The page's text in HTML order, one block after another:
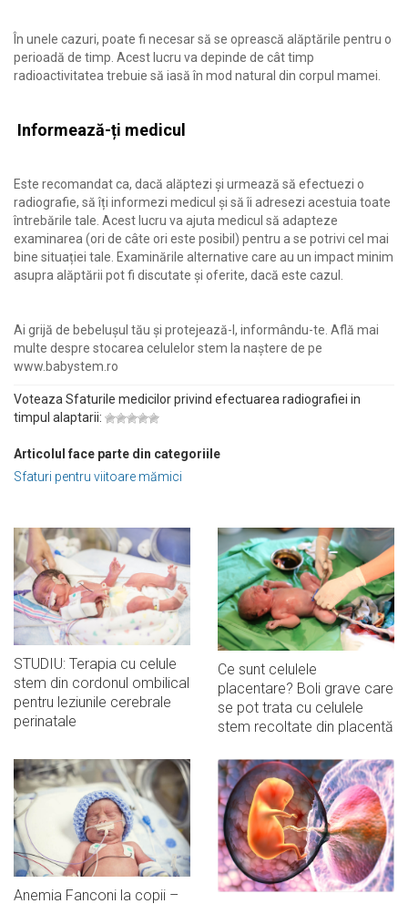
În unele cazuri, poate fi necesar să se oprească alăptările pentru o
perioadă de timp. Acest lucru va depinde de cât timp
radioactivitatea trebuie să iasă în mod natural din corpul mamei.
Informează-ți medicul
Este recomandat ca, dacă alăptezi și urmează să efectuezi o
radiografie, să îți informezi medicul și să îi adresezi acestuia toate
întrebările tale. Acest lucru va ajuta medicul să adapteze
examinarea (ori de câte ori este posibil) pentru a se potrivi cel mai
bine situației tale. Examinările alternative care au un impact minim
asupra alăptării pot fi discutate și oferite, dacă este cazul.
Ai grijă de bebelușul tău și protejează-l, informându-te. Află mai
multe despre stocarea celulelor stem la naștere de pe
www.babystem.ro
Voteaza Sfaturile medicilor privind efectuarea radiografiei in
timpul alaptarii:
Articolul face parte din categoriile
Sfaturi pentru viitoare mămici
STUDIU: Terapia cu celule
stem din cordonul ombilical
pentru leziunile cerebrale
perinatale
Ce sunt celulele
placentare? Boli grave care
se pot trata cu celulele
stem recoltate din placentă
Anemia Fanconi la copii –